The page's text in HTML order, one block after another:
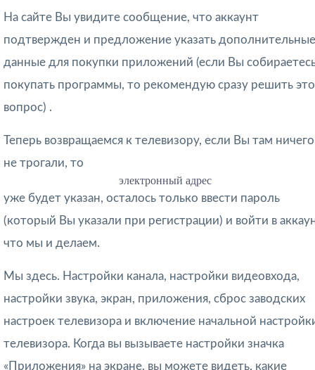
На сайте Вы увидите сообщение, что аккаунт
подтвержден и предложение указать дополнительные
данные для покупки приложений (если Вы
покупать программы, то рекомендую сразу решить
вопрос) .
Теперь возвращаемся к телевизору, если Вы там ничего
не трогали, то
электронный адрес
уже будет указан, осталось только ввести пароль
(который Вы указали при регистрации) и войти в
что мы и делаем.
Мы здесь. Настройки канала, настройки видеовхода,
настройки звука, экран, приложения, сброс заводских
настроек телевизора и включение начальной
телевизора. Когда вы вызываете настройки значка
«Приложения» на экране, вы можете видеть, какие